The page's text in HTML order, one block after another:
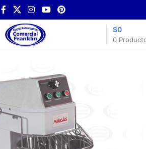
0
$0